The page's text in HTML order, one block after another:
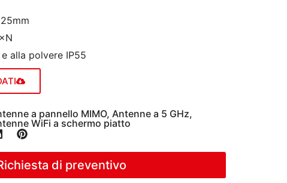
alla polvere IP55
a pannello MIMO,Antenne a 5 GHz,
WiFi a schermo piatto
di preventivo